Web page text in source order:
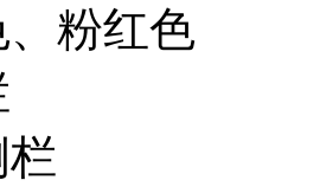
、粉红色